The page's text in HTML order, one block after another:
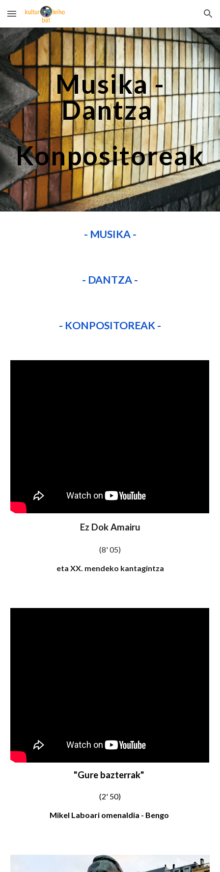
Skip to main content Skip to navigation
Musika -
Dantza
Konpositoreak
- MUSIKA -
- DANTZA-
- KONPOSITOREAK-
Ez Dok Amairu
(8' 05)
eta XX. mendeko kantagintza
"Gure bazterrak"
(2' 50)
Mikel Laboari omenaldia - Bengo